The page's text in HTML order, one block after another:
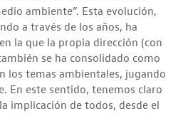
ambiente”. Esta evolución,
a través de los años, ha
la que la propia dirección (con
se ha consolidado como
los temas ambientales, jugando
En este sentido, tenemos claro
implicación de todos, desde el